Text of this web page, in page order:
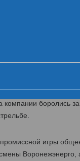
победой
VI Спартакиада
компании боролись
игры
Воронежэнерго,